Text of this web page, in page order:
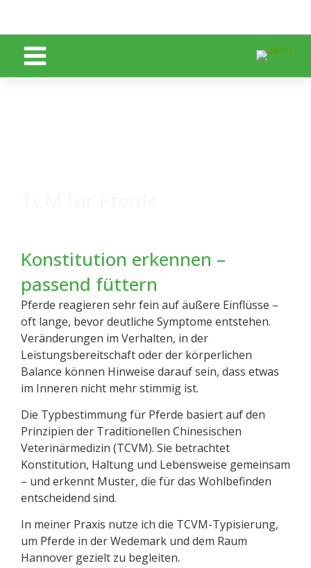
Konstitution erkennen –
passend füttern
Pferde reagieren sehr fein auf äußere Einflüsse –
oft lange, bevor deutliche Symptome entstehen.
Veränderungen im Verhalten, in der
Leistungsbereitschaft oder der körperlichen
Balance können Hinweise darauf sein, dass etwas
im Inneren nicht mehr stimmig ist.
Die Typbestimmung für Pferde basiert auf den
Prinzipien der Traditionellen Chinesischen
Veterinärmedizin (TCVM). Sie betrachtet
Konstitution, Haltung und Lebensweise gemeinsam
– und erkennt Muster, die für das Wohlbefinden
entscheidend sind.
In meiner Praxis nutze ich die TCVM-Typisierung,
um Pferde in der Wedemark und dem Raum
Hannover gezielt zu begleiten.